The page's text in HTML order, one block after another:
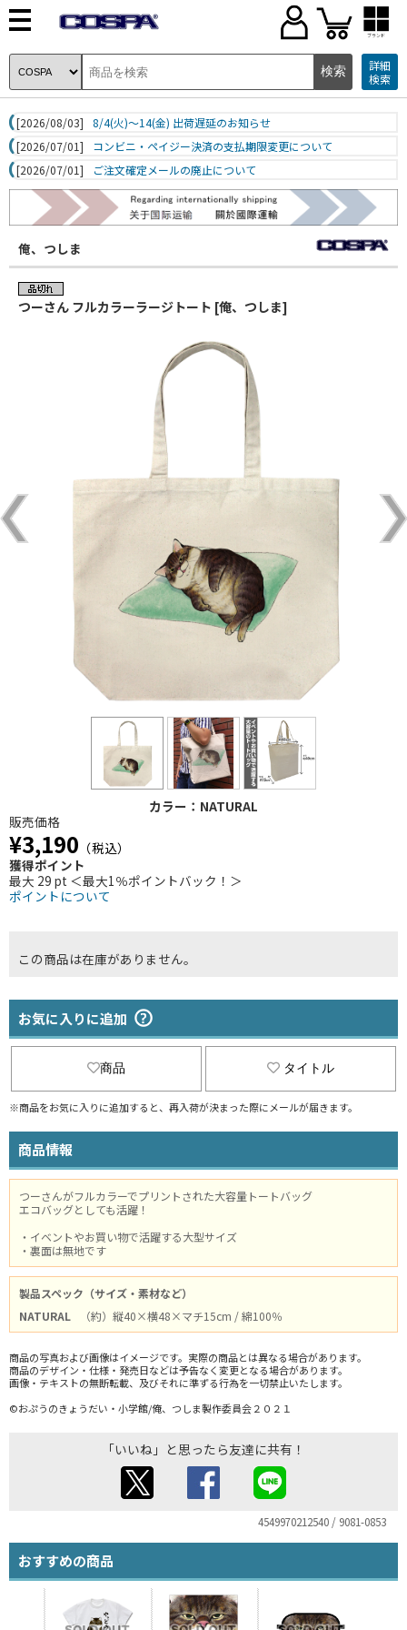
ブランド
詳細
検索
[2026/08/03]
8/4(火)～14(金) 出荷遅延のお知らせ
[2026/07/01]
コンビニ・ペイジー決済の支払期限変更について
[2026/07/01]
ご注文確定メールの廃止について
俺、つしま
つーさん フルカラーラージトート [俺、つしま]
カラー：NATURAL
販売価格
¥3,190 （税込）
獲得ポイント
最大 29 pt ＜最大1％ポイントバック！＞
ポイントについて
この商品は在庫がありません。
お気に入りに追加
商品 タイトル
※商品をお気に入りに追加すると、再入荷が決まった際にメールが届きます。
商品情報
つーさんがフルカラーでプリントされた大容量トートバッグ
エコバッグとしても活躍！
・イベントやお買い物で活躍する大型サイズ
・裏面は無地です
製品スペック（サイズ・素材など）
NATURAL
（約）縦40×横48×マチ15cm / 綿100％
商品の写真および画像はイメージです。実際の商品とは異なる場合があります。
商品のデザイン・仕様・発売日などは予告なく変更となる場合があります。
画像・テキストの無断転載、及びそれに準ずる行為を一切禁止いたします。
©おぷうのきょうだい・小学館/俺、つしま製作委員会２０２１
「いいね」と思ったら友達に共有！
4549970212540 / 9081-0853
おすすめの商品